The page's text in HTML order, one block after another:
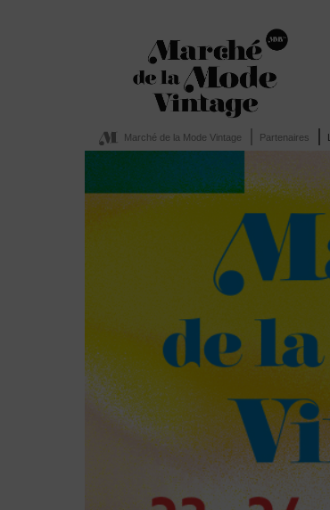
Marché de la Mode Vintage Partenaires